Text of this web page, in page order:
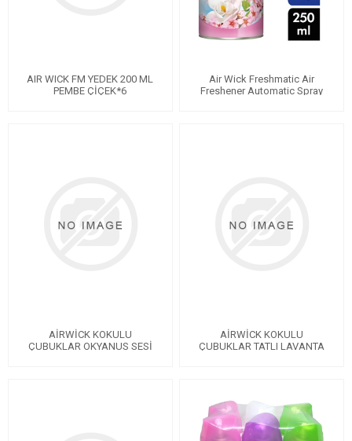
AIR WICK FM YEDEK 200 ML
PEMBE ÇİÇEK*6
Air Wick Freshmatic Air
Freshener Automatic Spray
AİRWİCK KOKULU
ÇUBUKLAR OKYANUS SESİ
AİRWİCK KOKULU
ÇUBUKLAR TATLI LAVANTA